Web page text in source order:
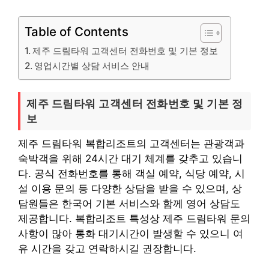
Table of Contents
제주 드림타워 고객센터 전화번호 및 기본 정보
영업시간별 상담 서비스 안내
제주 드림타워 고객센터 전화번호 및 기본 정
보
제주 드림타워 복합리조트의 고객센터는 관광객과
숙박객을 위해 24시간 대기 체계를 갖추고 있습니
다. 공식 전화번호를 통해 객실 예약, 식당 예약, 시
설 이용 문의 등 다양한 상담을 받을 수 있으며, 상
담원들은 한국어 기본 서비스와 함께 영어 상담도
제공합니다. 복합리조트 특성상 제주 드림타워 문의
사항이 많아 통화 대기시간이 발생할 수 있으니 여
유 시간을 갖고 연락하시길 권장합니다.